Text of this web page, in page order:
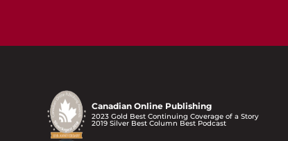
Canadian Online Publishing
2023 Gold Best Continuing Coverage of a Story
2019 Silver Best Column Best Podcast